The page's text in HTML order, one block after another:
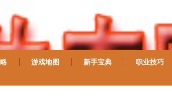
游戏地图 新手宝典 职业技巧